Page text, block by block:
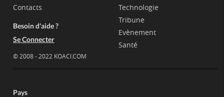
Contacts
Besoin d'aide ?
Se Connecter
© 2008 - 2022 KOACI.COM
Technologie
Tribune
Evènement
Santé
Pays